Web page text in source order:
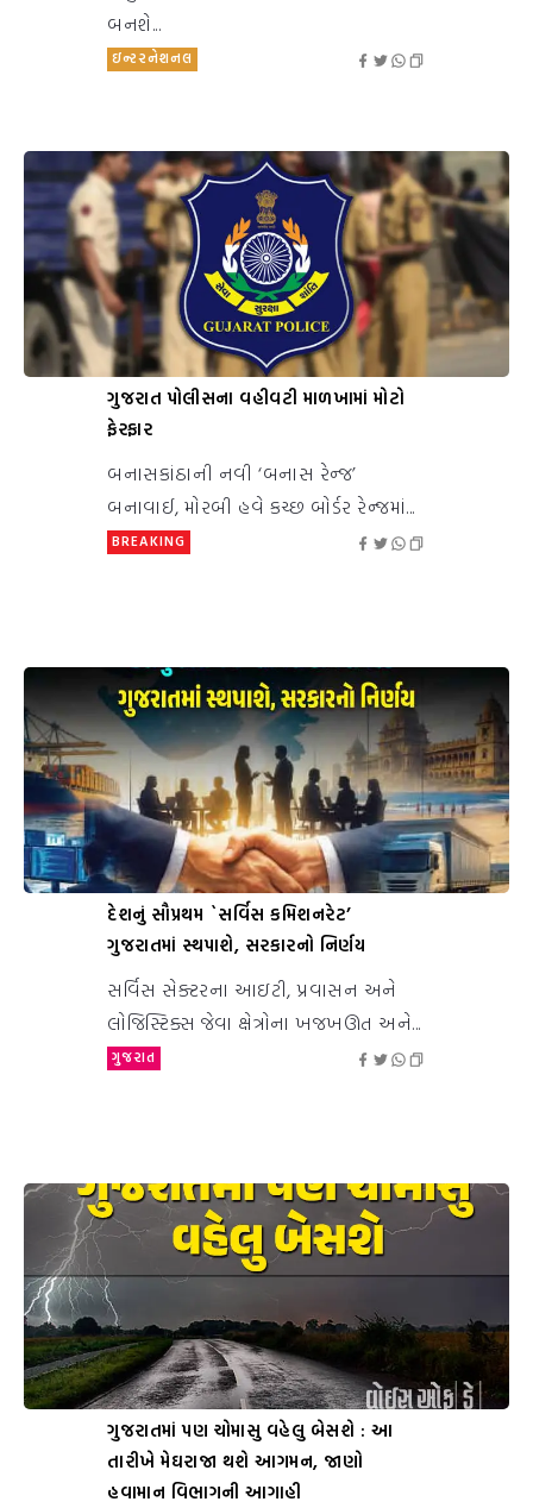
બનશે...
ઇન્ટરનેશનલ
ગુજરાત પોલીસના વહીવટી માળખામાં મોટો
ફેરફાર
બનાસકાંઠાની નવી ‘બનાસ રેન્જ’
બનાવાઈ, મોરબી હવે કચ્છ બોર્ડર રેન્જમાં...
BREAKING
દેશનું સૌપ્રથમ `સર્વિસ કમિશનરેટ’
ગુજરાતમાં સ્થપાશે, સરકારનો નિર્ણય
સર્વિસ સેક્ટરના આઇટી, પ્રવાસન અને
લોજિસ્ટિક્સ જેવા ક્ષેત્રોના ખજખઊત અને...
ગુજરાત
ગુજરાતમાં પણ ચોમાસુ વહેલુ બેસશે : આ
તારીખે મેઘરાજા થશે આગમન, જાણો
હવામાન વિભાગની આગાહી